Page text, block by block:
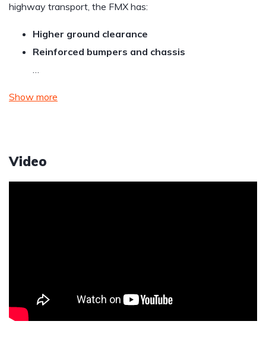
highway transport, the FMX has:
Higher ground clearance
Reinforced bumpers and chassis
…
Show more
Video